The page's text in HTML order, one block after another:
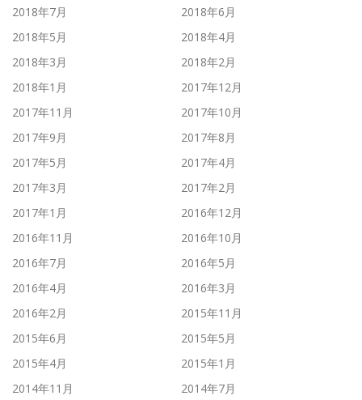
2018年7月
2018年6月
2018年5月
2018年4月
2018年3月
2018年2月
2018年1月
2017年12月
2017年11月
2017年10月
2017年9月
2017年8月
2017年5月
2017年4月
2017年3月
2017年2月
2017年1月
2016年12月
2016年11月
2016年10月
2016年7月
2016年5月
2016年4月
2016年3月
2016年2月
2015年11月
2015年6月
2015年5月
2015年4月
2015年1月
2014年11月
2014年7月